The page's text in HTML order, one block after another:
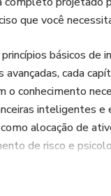
que você
básicos de
cada
o conhecimento
inteligentes e
alocação de
de risco e
adapte aos seus